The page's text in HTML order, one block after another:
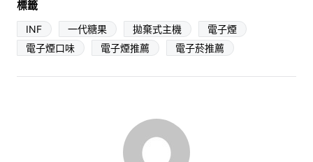
標籤
INF 一代糖果 拋棄式主機
電子煙
電子煙口味
電子煙推薦 電子菸推薦